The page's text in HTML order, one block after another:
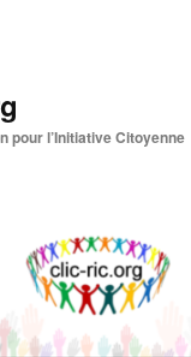
pour l’Initiative Citoyenne